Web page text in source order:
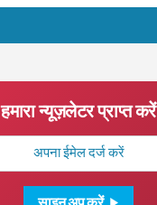
हमारा न्यूज़लेटर प्राप्त करें